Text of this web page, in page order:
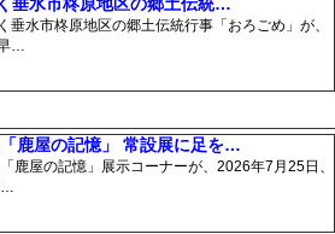
水市柊原地区の郷土伝統行事「おろごめ」が、
…
鹿屋の記憶」 常設展に足を…
鹿屋の記憶」展示コーナーが、2026年7月25日、
…